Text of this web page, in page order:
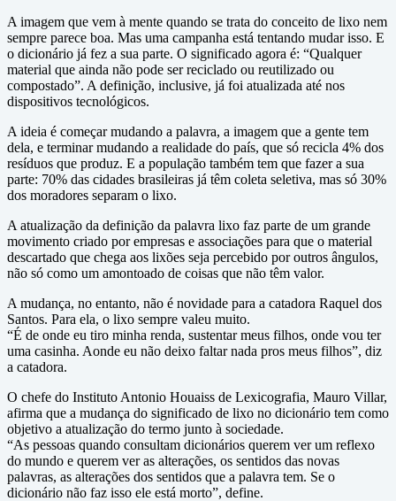
A imagem que vem à mente quando se trata do conceito de lixo nem
sempre parece boa. Mas uma campanha está tentando mudar isso. E
o dicionário já fez a sua parte. O significado agora é: “Qualquer
material que ainda não pode ser reciclado ou reutilizado ou
compostado”. A definição, inclusive, já foi atualizada até nos
dispositivos tecnológicos.
A ideia é começar mudando a palavra, a imagem que a gente tem
dela, e terminar mudando a realidade do país, que só recicla 4% dos
resíduos que produz. E a população também tem que fazer a sua
parte: 70% das cidades brasileiras já têm coleta seletiva, mas só 30%
dos moradores separam o lixo.
A atualização da definição da palavra lixo faz parte de um grande
movimento criado por empresas e associações para que o material
descartado que chega aos lixões seja percebido por outros ângulos,
não só como um amontoado de coisas que não têm valor.
A mudança, no entanto, não é novidade para a catadora Raquel dos
Santos. Para ela, o lixo sempre valeu muito.
“É de onde eu tiro minha renda, sustentar meus filhos, onde vou ter
uma casinha. Aonde eu não deixo faltar nada pros meus filhos”, diz
a catadora.
O chefe do Instituto Antonio Houaiss de Lexicografia, Mauro Villar,
afirma que a mudança do significado de lixo no dicionário tem como
objetivo a atualização do termo junto à sociedade.
“As pessoas quando consultam dicionários querem ver um reflexo
do mundo e querem ver as alterações, os sentidos das novas
palavras, as alterações dos sentidos que a palavra tem. Se o
dicionário não faz isso ele está morto”, define.